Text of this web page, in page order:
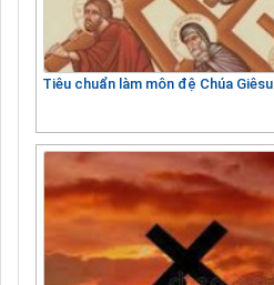
Tiêu chuẩn làm môn đệ Chúa Giêsu